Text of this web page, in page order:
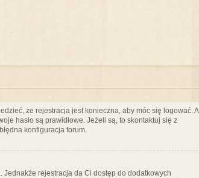
że rejestracja jest konieczna, aby móc się logować. A
hasło są prawidłowe. Jeżeli są, to skontaktuj się z
konfiguracja forum.
Jednakże rejestracja da Ci dostęp do dodatkowych